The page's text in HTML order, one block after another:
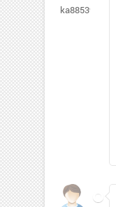
ka88539